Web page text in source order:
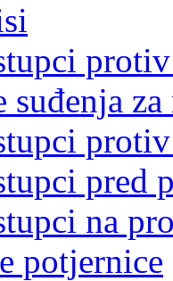
suđenja
pred
na
potjernice